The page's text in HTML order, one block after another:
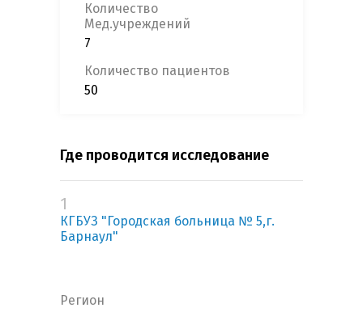
Количество
Мед.учреждений
7
Количество пациентов
50
Где проводится исследование
1
КГБУЗ "Городская больница № 5,г.
Барнаул"
Регион